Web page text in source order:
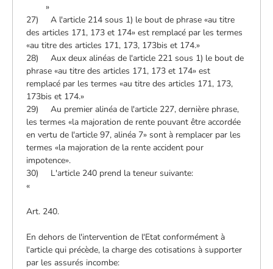
»
27) A l'article 214 sous 1) le bout de phrase «au titre
des articles 171, 173 et 174» est remplacé par les termes
«au titre des articles 171, 173, 173bis et 174.»
28) Aux deux alinéas de l'article 221 sous 1) le bout de
phrase «au titre des articles 171, 173 et 174» est
remplacé par les termes «au titre des articles 171, 173,
173bis et 174.»
29) Au premier alinéa de l'article 227, dernière phrase,
les termes «la majoration de rente pouvant être accordée
en vertu de l'article 97, alinéa 7» sont à remplacer par les
termes «la majoration de la rente accident pour
impotence».
30) L'article 240 prend la teneur suivante:
«
Art. 240.
En dehors de l'intervention de l'Etat conformément à
l'article qui précède, la charge des cotisations à supporter
par les assurés incombe: